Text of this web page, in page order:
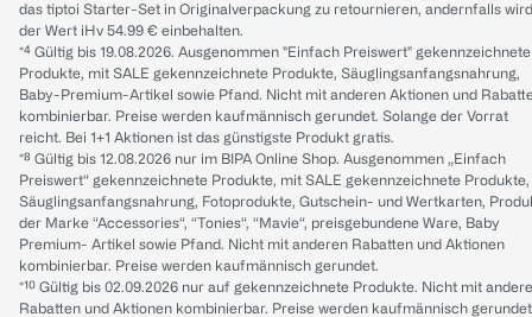
das tiptoi Starter-Set in Originalverpackung zu retournieren, andernfalls wird
der Wert iHv 54.99 € einbehalten.
*⁴ Gültig bis 19.08.2026. Ausgenommen "Einfach Preiswert" gekennzeichnete
Produkte, mit SALE gekennzeichnete Produkte, Säuglingsanfangsnahrung,
Baby-Premium-Artikel sowie Pfand. Nicht mit anderen Aktionen und
kombinierbar. Preise werden kaufmännisch gerundet. Solange der Vorrat
reicht. Bei 1+1 Aktionen ist das günstigste Produkt gratis.
*⁸ Gültig bis 12.08.2026 nur im BIPA Online Shop. Ausgenommen „Einfach
Preiswert“ gekennzeichnete Produkte, mit SALE gekennzeichnete Produkte,
Säuglingsanfangsnahrung, Fotoprodukte, Gutschein- und Wertkarten,
der Marke “Accessories“, “Tonies“, “Mavie“, preisgebundene Ware, Baby
Premium- Artikel sowie Pfand. Nicht mit anderen Rabatten und Aktionen
kombinierbar. Preise werden kaufmännisch gerundet.
*¹⁰ Gültig bis 02.09.2026 nur auf gekennzeichnete Produkte. Nicht mit
Rabatten und Aktionen kombinierbar. Preise werden kaufmännisch